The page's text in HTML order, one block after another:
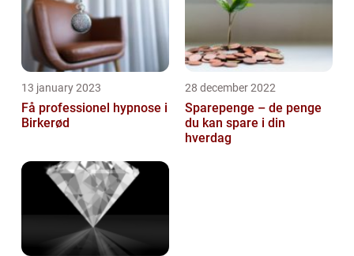
13 january 2023
Få professionel hypnose i
Birkerød
28 december 2022
Sparepenge – de penge
du kan spare i din
hverdag